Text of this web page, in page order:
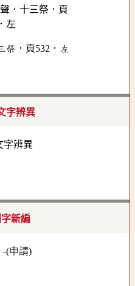
祭．頁532．左
字辨異
新編
-(申請)